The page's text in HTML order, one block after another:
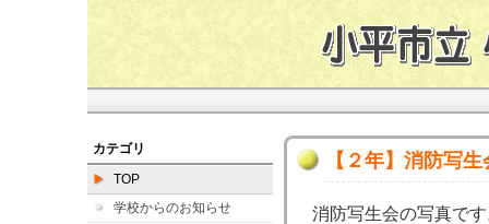
カテゴリ
TOP
学校からのお知らせ
【２年】消防写
消防写生会の写真で